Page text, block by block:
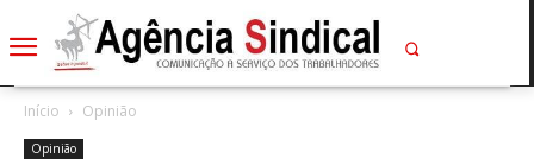
Início Opinião
Opinião